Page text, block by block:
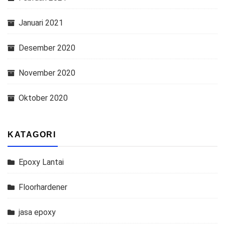
Januari 2021
Desember 2020
November 2020
Oktober 2020
KATAGORI
Epoxy Lantai
Floorhardener
jasa epoxy